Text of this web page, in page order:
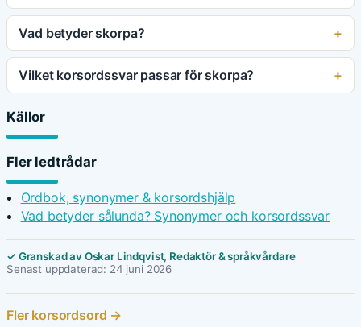
Vad betyder skorpa?
Vilket korsordssvar passar för skorpa?
Källor
Fler ledtrådar
Ordbok, synonymer & korsordshjälp
Vad betyder sålunda? Synonymer och korsordssvar
✓ Granskad av Oskar Lindqvist, Redaktör & språkvårdare
Senast uppdaterad: 24 juni 2026
Fler korsordsord →